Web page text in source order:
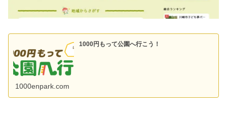
1000円もって公園へ行こう！
1000enpark.com